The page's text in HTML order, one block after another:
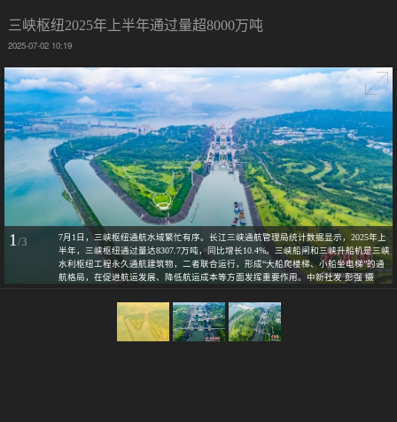
三峡枢纽2025年上半年通过量超8000万吨
2025-07-02 10:19
1/3
7月1日，三峡枢纽通航水域繁忙有序。长江三峡通航管理局统计数据显示，2025年上
半年，三峡枢纽通过量达8307.7万吨，同比增长10.4%。三峡船闸和三峡升船机是三峡
水利枢纽工程永久通航建筑物，二者联合运行，形成“大船爬楼梯、小船坐电梯”的通
航格局，在促进航运发展、降低航运成本等方面发挥重要作用。中新社发 彭强 摄